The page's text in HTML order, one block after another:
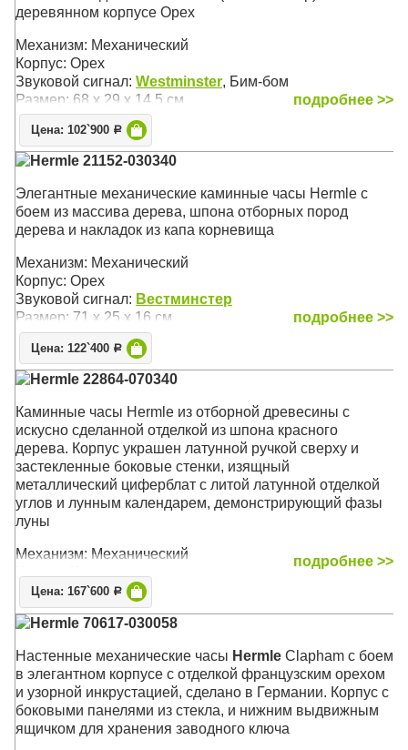
деревянном корпусе Орех
Механизм: Механический
Корпус: Орех
Звуковой сигнал: Westminster, Бим-бом
Размер: 68 х 29 х 14,5 см
подробнее >>
Цена: 102`900 Р
Hermle 21152-030340
Элегантные механические каминные часы Hermle с
боем из массива дерева, шпона отборных пород
дерева и накладок из капа корневища
Механизм: Механический
Корпус: Орех
Звуковой сигнал: Вестминстер
Размер: 71 х 25 х 16 см
подробнее >>
Цена: 122`400 Р
Hermle 22864-070340
Каминные часы Hermle из отборной древесины c
искусно сделанной отделкой из шпона красного
дерева. Корпус украшен латунной ручкой сверху и
застекленные боковые стенки, изящный
металлический циферблат с литой латунной отделкой
углов и лунным календарем, демонстрирующий фазы
луны
Механизм: Механический
Звуковой сигнал:Westminster
Размер: 30 х 21 х 14 см
подробнее >>
Цена: 167`600 Р
Hermle 70617-030058
Настенные механические часы Hermle Clapham с боем
в элегантном корпусе с отделкой французским орехом
и узорной инкрустацией, сделано в Германии. Корпус с
боковыми панелями из стекла, и нижним выдвижным
ящичком для хранения заводного ключа